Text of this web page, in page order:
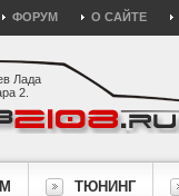
ФОРУМ О САЙТЕ
Лада
2.
ТЮНИНГ